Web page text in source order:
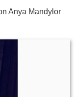
Anya Mandylor